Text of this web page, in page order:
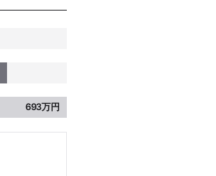
693万円